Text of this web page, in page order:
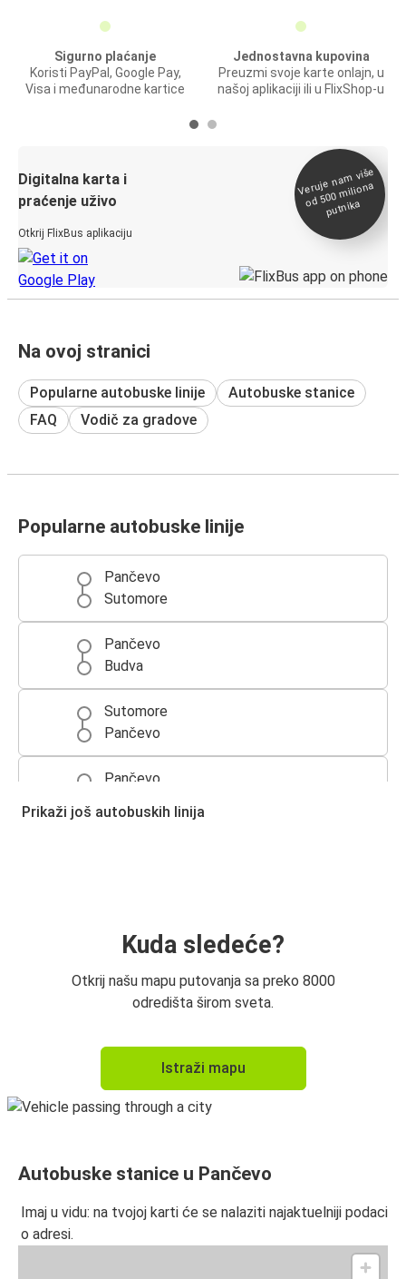
Sigurno plaćanje
Koristi PayPal, Google Pay,
Visa i međunarodne kartice
Jednostavna kupovina
Preuzmi svoje karte onlajn, u
našoj aplikaciji ili u FlixShop-u
Digitalna karta i
praćenje uživo
Otkrij FlixBus aplikaciju
Veruje na
m više
od 500
miliona
putnika
Na ovoj stranici
Popularne autobuske linije
Autobuske stanice
FAQ
Vodič za gradove
Popularne autobuske linije
Pančevo
Sutomore
Pančevo
Budva
Sutomore
Pančevo
Pančevo
Beč
Beč
Pančevo
Budva
Timišoara
Pančevo
Tivat
Pančevo
Prikaži još autobuskih linija
Kuda sledeće?
Otkrij našu mapu putovanja sa preko 8000
odredišta širom sveta.
Istraži mapu
Autobuske stanice u Pančevo
Imaj u vidu: na tvojoj karti će se nalaziti najaktuelniji podaci
o adresi.